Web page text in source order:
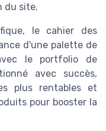
du site.
le cahier des
d'une palette de
le portfolio de
avec succès,
plus rentables et
pour booster la